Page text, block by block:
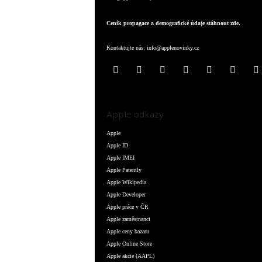
Ceník propagace a demografické údaje stáhnout zde.
Kontaktujte nás: info@applenovinky.cz
Apple odkazy
Apple
Apple ID
Apple IMEI
Apple Patently
Apple Wikipedia
Apple Developer
Apple práce v ČR
Apple zaměstnanci
Apple ceny bazaru
Apple Online Store
Apple akcie (AAPL)